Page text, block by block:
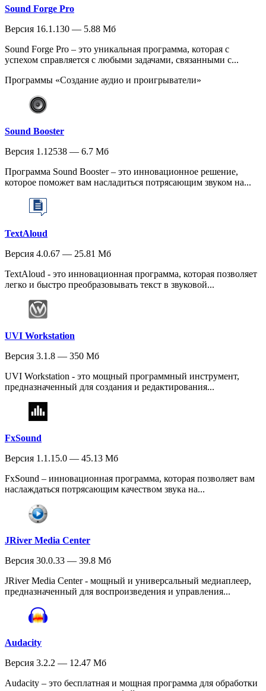
Sound Forge Pro
Версия 16.1.130 — 5.88 Мб
Sound Forge Pro – это уникальная программа, которая с
успехом справляется с любыми задачами, связанными с...
Программы «Создание аудио и проигрыватели»
Sound Booster
Версия 1.12538 — 6.7 Мб
Программа Sound Booster – это инновационное решение,
которое поможет вам насладиться потрясающим звуком на...
TextAloud
Версия 4.0.67 — 25.81 Мб
TextAloud - это инновационная программа, которая позволяет
легко и быстро преобразовывать текст в звуковой...
UVI Workstation
Версия 3.1.8 — 350 Мб
UVI Workstation - это мощный программный инструмент,
предназначенный для создания и редактирования...
FxSound
Версия 1.1.15.0 — 45.13 Мб
FxSound – инновационная программа, которая позволяет вам
наслаждаться потрясающим качеством звука на...
JRiver Media Center
Версия 30.0.33 — 39.8 Мб
JRiver Media Center - мощный и универсальный медиаплеер,
предназначенный для воспроизведения и управления...
Audacity
Версия 3.2.2 — 12.47 Мб
Audacity – это бесплатная и мощная программа для обработки